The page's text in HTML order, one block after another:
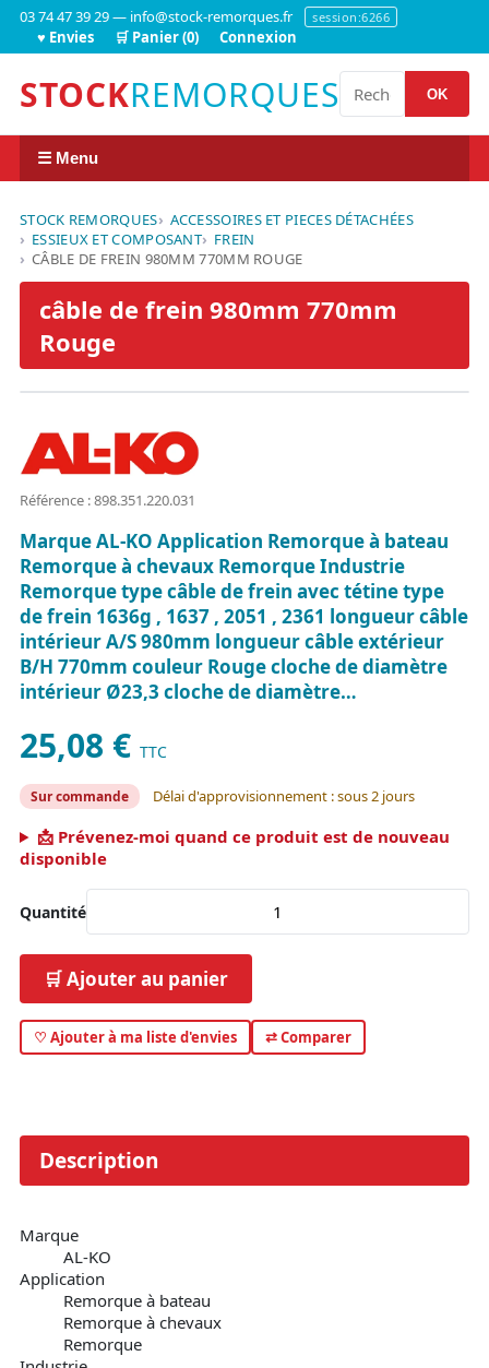
03 74 47 39 29 — info@stock-remorques.fr session:6266
♥ Envies 🛒 Panier (0) Connexion
STOCKREMORQUES OK
☰ Menu
STOCK REMORQUES
ACCESSOIRES ET PIECES DÉTACHÉES
ESSIEUX ET COMPOSANT
FREIN
CÂBLE DE FREIN 980MM 770MM ROUGE
câble de frein 980mm 770mm
Rouge
Référence : 898.351.220.031
Marque AL-KO Application Remorque à bateau
Remorque à chevaux Remorque Industrie
Remorque type câble de frein avec tétine type
de frein 1636g , 1637 , 2051 , 2361 longueur câble
intérieur A/S 980mm longueur câble extérieur
B/H 770mm couleur Rouge cloche de diamètre
intérieur Ø23,3 cloche de diamètre…
25,08 € TTC
Sur commande Délai d'approvisionnement : sous 2 jours
📩 Prévenez-moi quand ce produit est de nouveau
disponible
Quantité
🛒 Ajouter au panier
♡ Ajouter à ma liste d'envies ⇄ Comparer
Description
Marque
AL-KO
Application
Remorque à bateau
Remorque à chevaux
Remorque